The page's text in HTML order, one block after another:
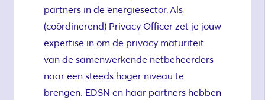
partners in de energiesector. Als
(coördinerend) Privacy Officer zet je jouw
expertise in om de privacy maturiteit
van de samenwerkende netbeheerders
naar een steeds hoger niveau te
brengen. EDSN en haar partners hebben